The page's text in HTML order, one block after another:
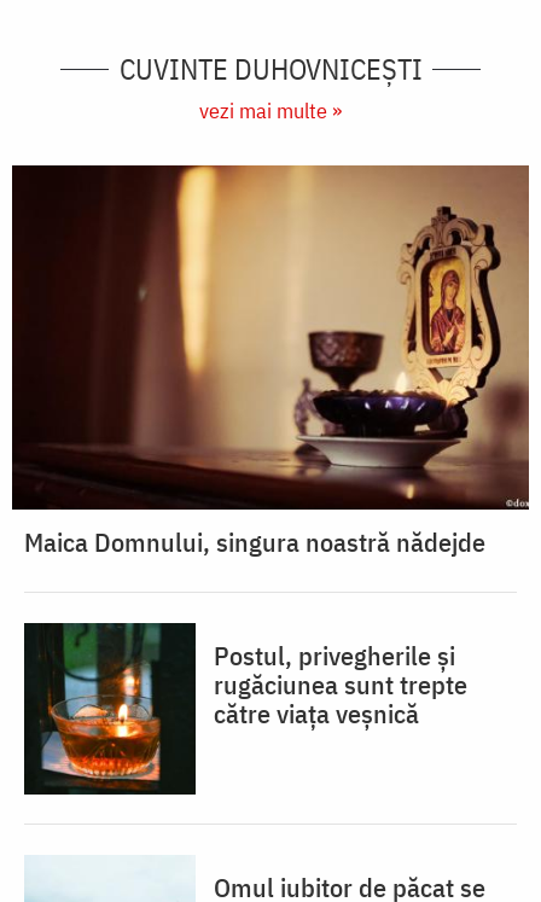
CUVINTE DUHOVNICEȘTI
vezi mai multe »
Maica Domnului, singura noastră nădejde
Postul, privegherile și
rugăciunea sunt trepte
către viața veșnică
Omul iubitor de păcat se